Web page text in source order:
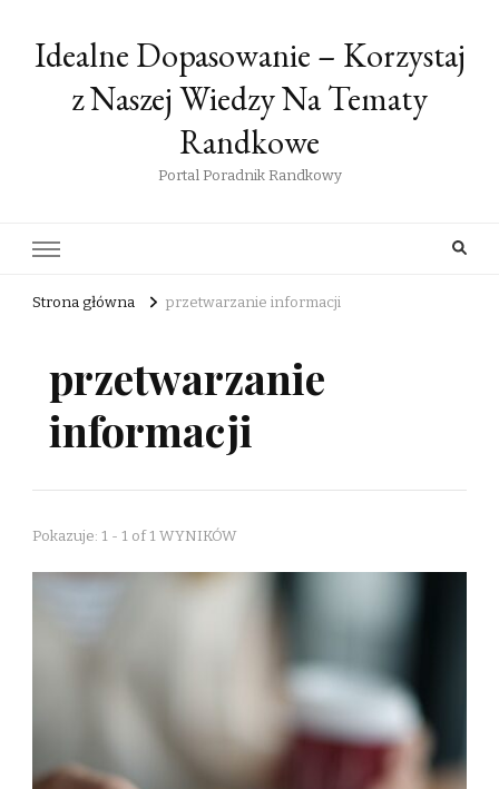
Idealne Dopasowanie – Korzystaj
z Naszej Wiedzy Na Tematy
Randkowe
Portal Poradnik Randkowy
Strona główna przetwarzanie informacji
przetwarzanie
informacji
Pokazuje: 1 - 1 of 1 WYNIKÓW